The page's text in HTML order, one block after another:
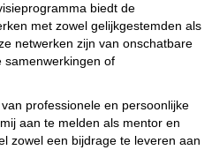
biedt de
met zowel gelijkgestemden als
netwerken zijn van onschatbare
samenwerkingen of
professionele en persoonlijke
aan te melden als mentor en
zowel een bijdrage te leveren aan